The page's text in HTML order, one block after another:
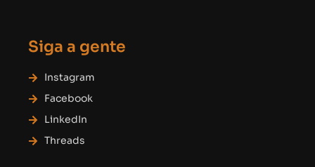
Siga a gente
Instagram
Facebook
LinkedIn
Threads